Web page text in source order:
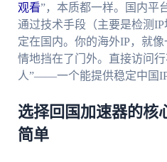
观看”，本质都一样。国内平
通过技术手段（主要是检测
定在国内。你的海外IP，就
情地挡在了门外。直接访问
人”——一个能提供稳定中国IP
选择回国加速器的核
简单